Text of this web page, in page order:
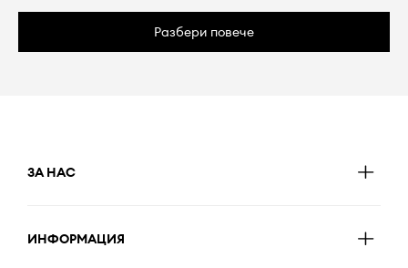
Разбери повече
ЗА НАС
ИНФОРМАЦИЯ